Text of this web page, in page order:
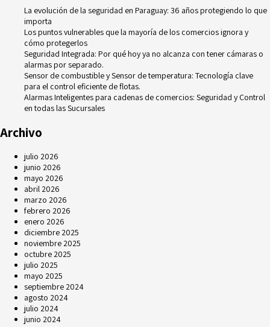
La evolución de la seguridad en Paraguay: 36 años protegiendo lo que
importa
Los puntos vulnerables que la mayoría de los comercios ignora y
cómo protegerlos
Seguridad Integrada: Por qué hoy ya no alcanza con tener cámaras o
alarmas por separado.
Sensor de combustible y Sensor de temperatura: Tecnología clave
para el control eficiente de flotas.
Alarmas Inteligentes para cadenas de comercios: Seguridad y Control
en todas las Sucursales
Archivo
julio 2026
junio 2026
mayo 2026
abril 2026
marzo 2026
febrero 2026
enero 2026
diciembre 2025
noviembre 2025
octubre 2025
julio 2025
mayo 2025
septiembre 2024
agosto 2024
julio 2024
junio 2024